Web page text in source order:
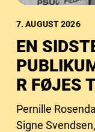
7. AUGUST 2026
EN
R FØJES
Pernille
Signe